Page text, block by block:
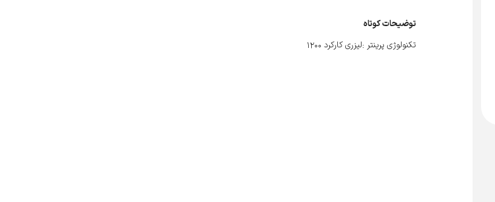
توضیحات کوتاه
تکنولوژی پرینتر :لیزری کارکرد 1200